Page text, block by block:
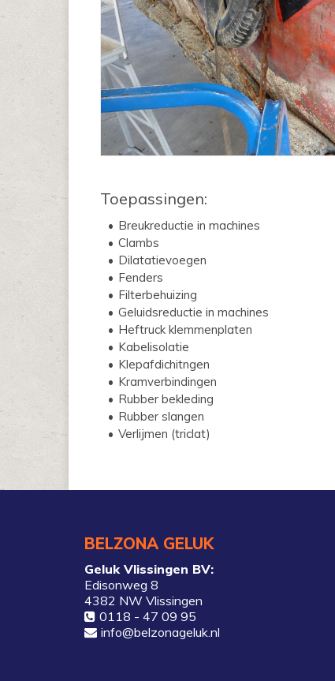
Toepassingen:
Breukreductie in machines
Clambs
Dilatatievoegen
Fenders
Filterbehuizing
Geluidsreductie in machines
Heftruck klemmenplaten
Kabelisolatie
Klepafdichitngen
Kramverbindingen
Rubber bekleding
Rubber slangen
Verlijmen (triclat)
BELZONA GELUK
Geluk Vlissingen BV:
Edisonweg 8
4382 NW Vlissingen
0118 - 47 09 95
info@belzonageluk.nl